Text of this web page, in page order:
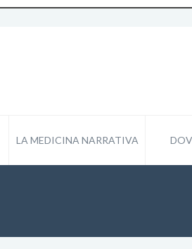
LA MEDICINA NARRATIVA